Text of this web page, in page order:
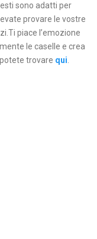
sono adatti per
provare le vostre
piace l’emozione
le caselle e crea
trovare qui.